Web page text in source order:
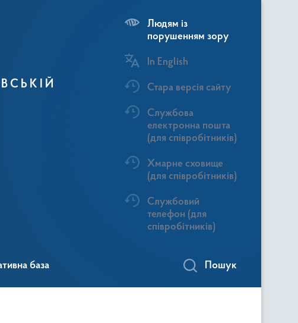
Людям із
порушенням зору
In English
Стара версія сайту
Службова
електронна пошта
(для співробітників)
Хмарне сховище
(для співробітників)
Службовий
телефон (для
співробітників)
база Пошук